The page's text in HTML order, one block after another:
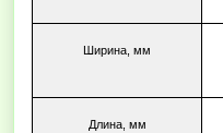
Ширина, мм
Длина, мм